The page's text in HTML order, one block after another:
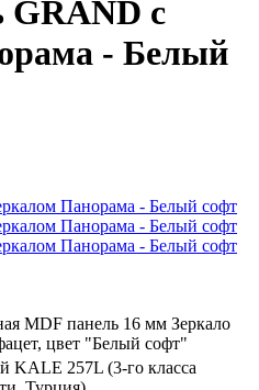
GRAND с
- Белый
MDF панель 16 мм Зеркало
цвет "Белый софт"
KALE 257L (3-го класса